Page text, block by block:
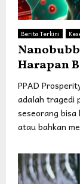
Berita Terkini
Harapan
PPAD
adalah tragedi
seseorang bisa
atau bahkan